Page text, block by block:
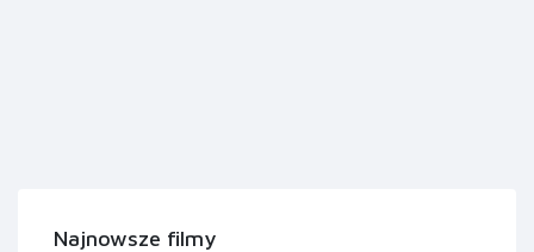
Najnowsze filmy